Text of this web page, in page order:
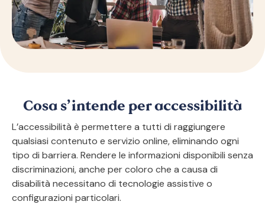
Cosa s’intende per accessibilità
L’accessibilità è permettere a tutti di raggiungere
qualsiasi contenuto e servizio online, eliminando ogni
tipo di barriera. Rendere le informazioni disponibili senza
discriminazioni, anche per coloro che a causa di
disabilità necessitano di tecnologie assistive o
configurazioni particolari.